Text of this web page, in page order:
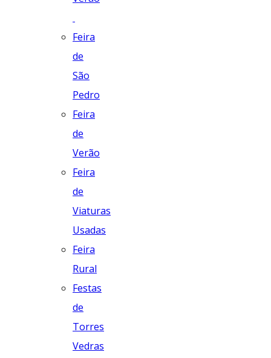
Feira
de
São
Pedro
Feira
de
Verão
Feira
de
Viaturas
Usadas
Feira
Rural
Festas
de
Torres
Vedras